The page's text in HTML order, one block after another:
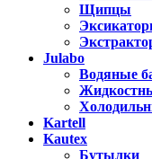
Щипцы
Julabo
Водяные
Kartell
Kautex
Бутылки